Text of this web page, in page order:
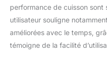
performance de cuisson sont
utilisateur souligne
améliorées avec le temps,
témoigne de la facilité